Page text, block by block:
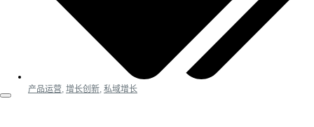
产品运营 增长创新 私域增长